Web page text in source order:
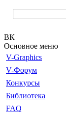
ВК
Основное меню
V-Graphics
V-Форум
Конкурсы
Библиотека
FAQ